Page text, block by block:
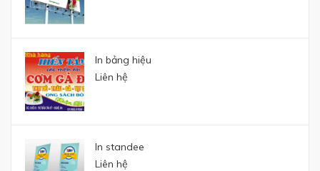
In bảng hiệu
Liên hệ
In standee
Liên hệ